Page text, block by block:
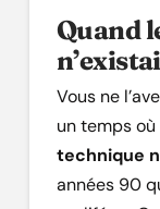
Quand
Vous ne
un temps où
technique
années 90